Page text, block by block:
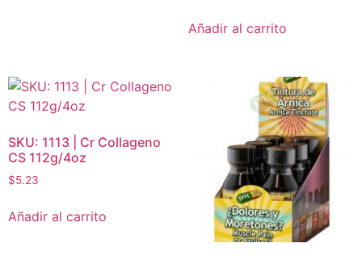
Añadir al carrito
SKU: 1113 | Cr Collageno
CS 112g/4oz
$5.23
Añadir al carrito